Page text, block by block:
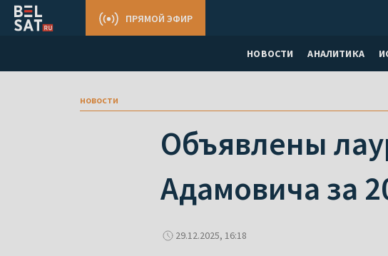
НОВОСТИ АНАЛИТИКА
ПРЯМОЙ ЭФИР
новости
Объявлены
Адамовича за
29.12.2025, 16:18